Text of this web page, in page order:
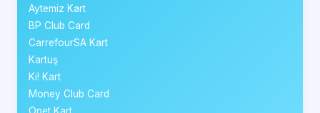
Aytemiz Kart
BP Club Card
CarrefourSA Kart
Kartuş
Ki! Kart
Money Club Card